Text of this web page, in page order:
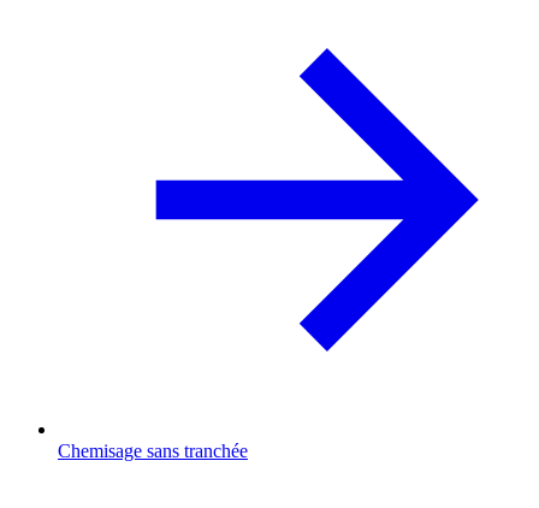
Chemisage sans tranchée